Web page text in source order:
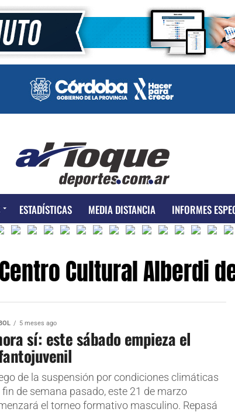
ESTADÍSTICAS MEDIA DISTANCIA INFORMES
Cultural Alberdi
5 meses ago
sí: este sábado empieza el
de la suspensión por condiciones climáticas
fin de semana pasado, este 21 de marzo
el torneo formativo masculino. Repasá